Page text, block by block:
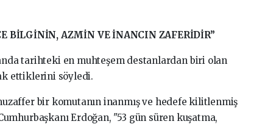
BİLGİNİN, AZMİN VE İNANCIN ZAFERİDİR”
tarihteki en muhteşem destanlardan biri olan
ettiklerini söyledi.
bir komutanın inanmış ve hedefe kilitlenmiş
Erdoğan, "53 gün süren kuşatma,